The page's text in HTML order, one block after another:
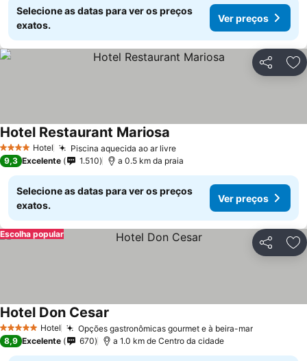
Selecione as datas para ver os preços
exatos.
Ver preços
Partilhar
4 EstrelasHotel Piscina aquecida ao ar livre
Hotel Restaurant Mariosa
9,3 Excelente 1.510 a 0.5 km da praia
Selecione as datas para ver os preços
exatos.
Ver preços
Partilhar
Escolha popular
5 Estrelas Hotel Opções gastronômicas gourmet e à beira-mar
Hotel Don Cesar
8,9 Excelente 670 a 1.0 km de Centro da cidade